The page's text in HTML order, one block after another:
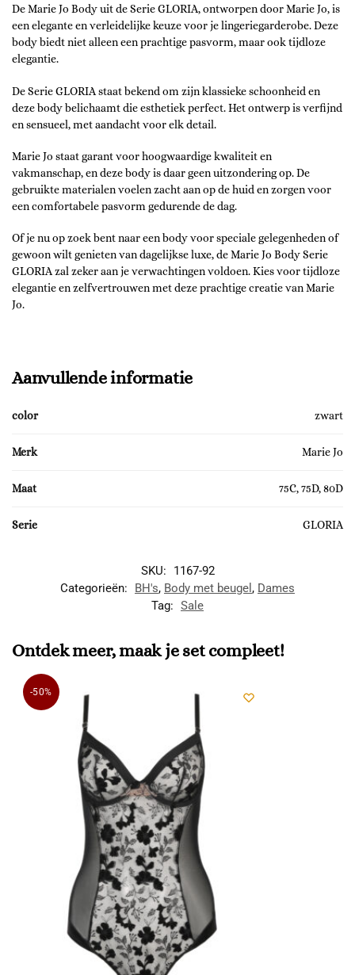
De Marie Jo Body uit de Serie GLORIA, ontworpen door Marie Jo, is
een elegante en verleidelijke keuze voor je lingeriegarderobe. Deze
body biedt niet alleen een prachtige pasvorm, maar ook tijdloze
elegantie.
De Serie GLORIA staat bekend om zijn klassieke schoonheid en
deze body belichaamt die esthetiek perfect. Het ontwerp is verfijnd
en sensueel, met aandacht voor elk detail.
Marie Jo staat garant voor hoogwaardige kwaliteit en
vakmanschap, en deze body is daar geen uitzondering op. De
gebruikte materialen voelen zacht aan op de huid en zorgen voor
een comfortabele pasvorm gedurende de dag.
Of je nu op zoek bent naar een body voor speciale gelegenheden of
gewoon wilt genieten van dagelijkse luxe, de Marie Jo Body Serie
GLORIA zal zeker aan je verwachtingen voldoen. Kies voor tijdloze
elegantie en zelfvertrouwen met deze prachtige creatie van Marie
Jo.
Aanvullende informatie
color zwart
Merk Marie Jo
Maat 75C, 75D, 80D
Serie GLORIA
SKU:
1167-92
Categorieën:
BH's, Body met beugel , Dames
Tag: Sale
Ontdek meer, maak je set compleet!
-50%